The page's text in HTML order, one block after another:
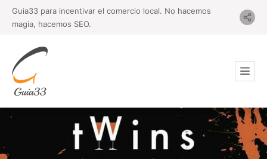
Guia33 para incentivar el comercio local. No hacemos
magia, hacemos SEO.